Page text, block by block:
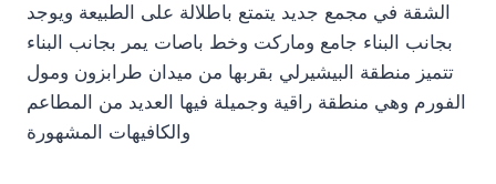
الشقة في مجمع جديد يتمتع باطلالة على الطبيعة ويوجد
بجانب البناء جامع وماركت وخط باصات يمر بجانب البناء
تتميز منطقة البيشيرلي بقربها من ميدان طرابزون ومول
الفورم وهي منطقة راقية وجميلة فيها العديد من المطاعم
والكافيهات المشهورة